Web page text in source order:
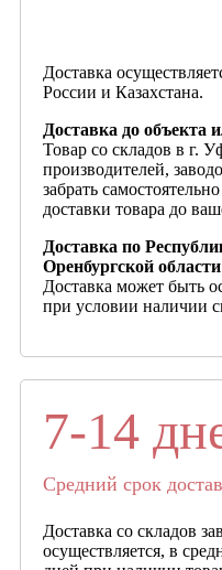
Доставка
России и Казахстана.
Доставка до объекта
Товар со складов в г.
производителей,
забрать
доставки товара до
Доставка по
Оренбургской области
Доставка может быть
при условии наличии
7-14
Средний срок
Доставка со складов
осуществляется, в